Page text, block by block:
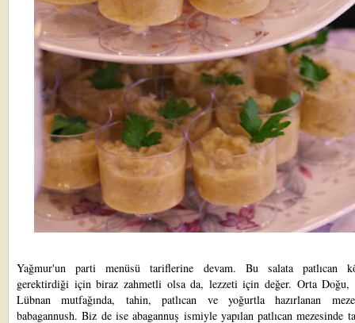
Yağmur'un parti menüsü tariflerine devam. Bu salata patlıcan
gerektirdiği için biraz zahmetli olsa da, lezzeti için değer. Orta Doğu,
Lübnan mutfağında, tahin, patlıcan ve yoğurtla hazırlanan
babagannush. Biz de ise abagannuş ismiyle yapılan patlıcan mezesinde